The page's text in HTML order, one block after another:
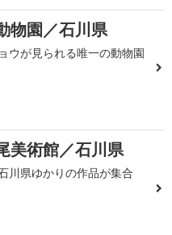
物園／石川県
ウが見られる唯一の動物園
美術館／石川県
川県ゆかりの作品が集合